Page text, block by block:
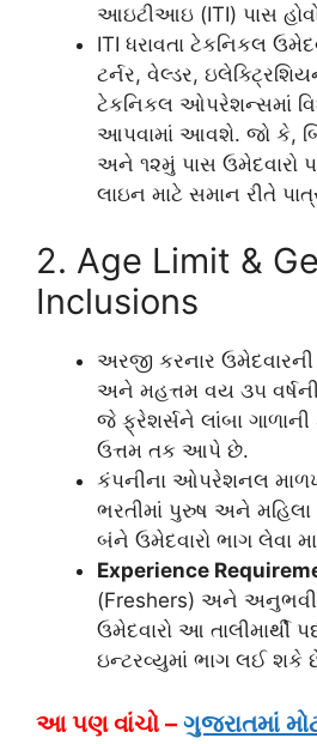
આઇટીઆઇ (ITI) પાસ
ITI ધરાવતા ટેકનિકલ
ટર્નર, વેલ્ડર,
ટેકનિકલ ઓપરેશન્સમાં
આપવામાં આવશે. જો કે,
અને ૧૨મું પાસ ઉમેદવારો
લાઇન માટે સમાન રીતે
2. Age Limit &
Inclusions
અરજી કરનાર ઉમેદવારની
અને મહત્તમ વય ૩૫
જે ફ્રેશર્સને લાંબા ગાળાની
ઉત્તમ તક આપે છે.
કંપનીના ઓપરેશનલ
ભરતીમાં પુરુષ અને મહિલા
બંને ઉમેદવારો ભાગ લેવા
Experience
(Freshers) અને
ઉમેદવારો આ તાલીમાર્થી
ઇન્ટરવ્યુમાં ભાગ લઈ શકે
આ પણ વાંચો – ગુજરાતમાં